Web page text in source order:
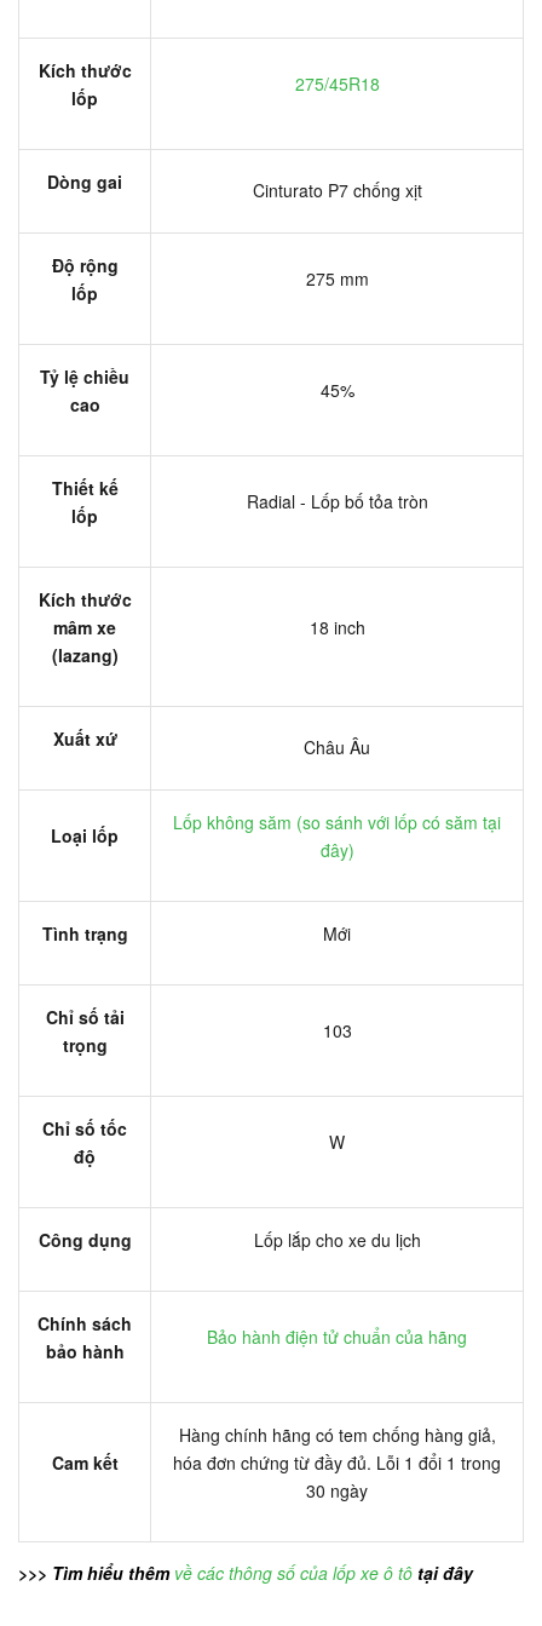
Kích thước
lốp
275/45R18
Dòng gai Cinturato P7 chống xịt
Độ rộng
lốp
275 mm
Tỷ lệ chiều
cao
45%
Thiết kế
lốp
Radial - Lốp bố tỏa tròn
Kích thước
mâm xe
(lazang)
18 inch
Xuất xứ Châu Âu
Loại lốp
Lốp không săm (so sánh với lốp có săm tại
đây)
Tình trạng Mới
Chỉ số tải
trọng
103
Chỉ số tốc
độ
W
Công dụng Lốp lắp cho xe du lịch
Chính sách
bảo hành
Bảo hành điện tử chuẩn của hãng
Cam kết
Hàng chính hãng có tem chống hàng giả,
hóa đơn chứng từ đầy đủ. Lỗi 1 đổi 1 trong
30 ngày
>>> Tìm hiểu thêm về các thông số của lốp xe ô tô tại đây